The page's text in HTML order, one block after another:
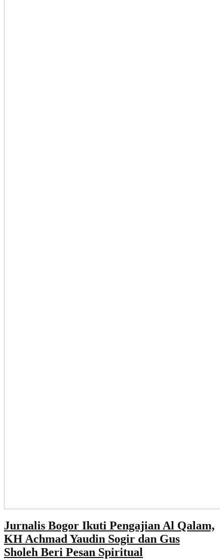
Jurnalis Bogor Ikuti Pengajian Al Qalam,
KH Achmad Yaudin Sogir dan Gus
Sholeh Beri Pesan Spiritual